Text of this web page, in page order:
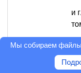
и
Мы собираем